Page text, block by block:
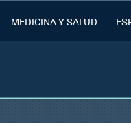
MEDICINA Y SALUD